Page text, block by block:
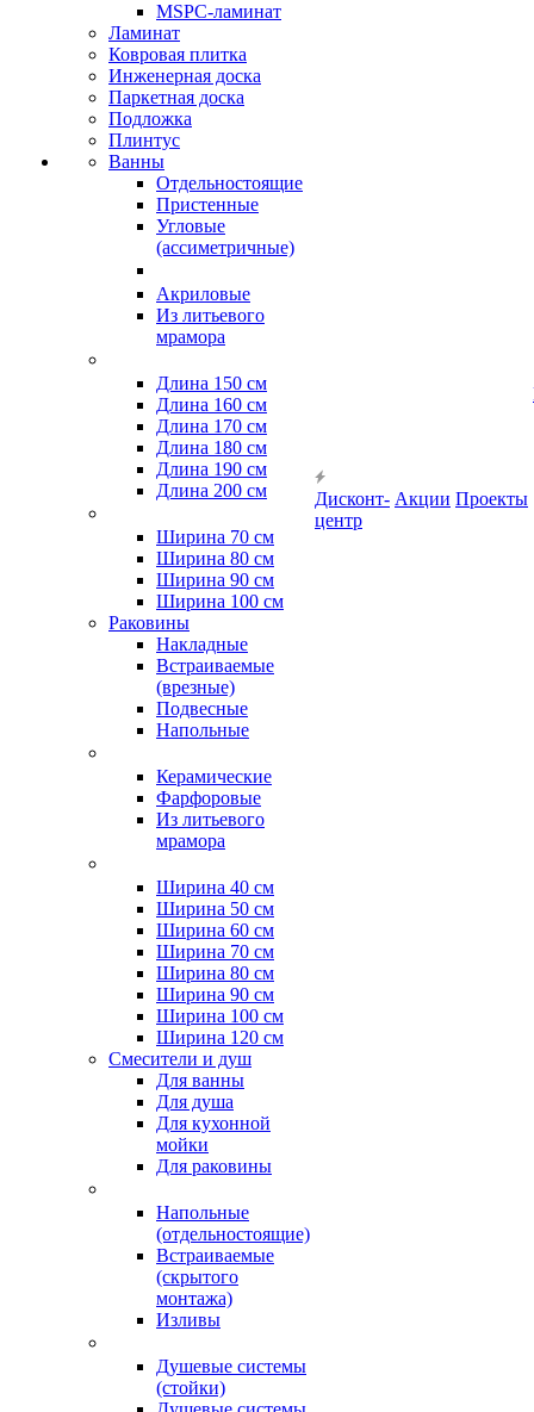
MSPC-ламинат
Ламинат
Ковровая плитка
Инженерная доска
Паркетная доска
Подложка
Плинтус
Ванны
Отдельностоящие
Пристенные
Угловые
(ассиметричные)
Акриловые
Из литьевого
мрамора
Длина 150 см
Длина 160 см
Длина 170 см
Длина 180 см
Длина 190 см
Длина 200 см
Ширина 70 см
Ширина 80 см
Ширина 90 см
Ширина 100 см
Раковины
Накладные
Встраиваемые
(врезные)
Подвесные
Напольные
Керамические
Фарфоровые
Из литьевого
мрамора
Ширина 40 см
Ширина 50 см
Ширина 60 см
Ширина 70 см
Ширина 80 см
Ширина 90 см
Ширина 100 см
Ширина 120 см
Смесители и душ
Для ванны
Для душа
Для кухонной
мойки
Для раковины
Напольные
(отдельностоящие)
Встраиваемые
(скрытого
монтажа)
Изливы
Душевые системы
(стойки)
Дисконт-
центр
Акции Проекты